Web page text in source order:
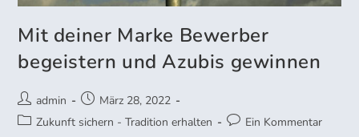
Mit deiner Marke Bewerber
begeistern und Azubis gewinnen
admin
März 28, 2022
Zukunft sichern - Tradition erhalten
Ein Kommentar